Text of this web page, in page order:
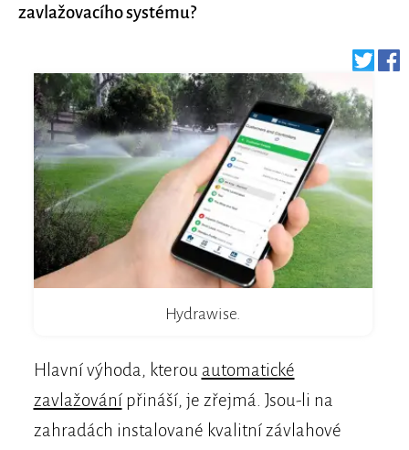
zavlažovacího systému?
Hydrawise.
Hlavní výhoda, kterou automatické
zavlažovánípřináší, je zřejmá. Jsou-li na
zahradách instalované kvalitní závlahové